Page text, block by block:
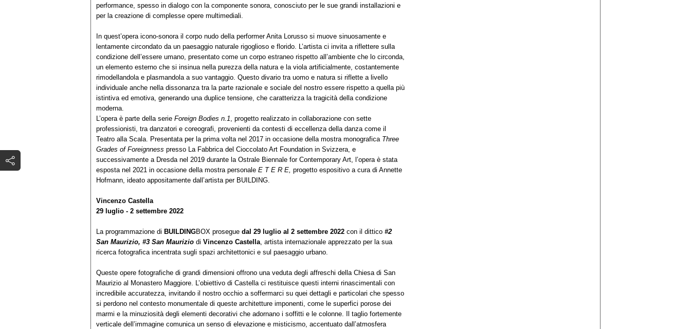
performance, spesso in dialogo con la componente sonora, conosciuto per le sue grandi installazioni e
per la creazione di complesse opere multimediali.
In quest’opera icono-sonora il corpo nudo della performer Anita Lorusso si muove sinuosamente e
lentamente circondato da un paesaggio naturale rigoglioso e florido. L’artista ci invita a riflettere sulla
condizione dell’essere umano, presentato come un corpo estraneo rispetto all’ambiente che lo circonda,
un elemento esterno che si insinua nella purezza della natura e la viola artificialmente, costantemente
rimodellandola e plasmandola a suo vantaggio. Questo divario tra uomo e natura si riflette a livello
individuale anche nella dissonanza tra la parte razionale e sociale del nostro essere rispetto a quella più
istintiva ed emotiva, generando una duplice tensione, che caratterizza la tragicità della condizione
moderna.
L’opera è parte della serie Foreign Bodies n.1, progetto realizzato in collaborazione con sette
professionisti, tra danzatori e coreografi, provenienti da contesti di eccellenza della danza come il
Teatro alla Scala. Presentata per la prima volta nel 2017 in occasione della mostra monografica Three
Grades of Foreignness presso La Fabbrica del Cioccolato Art Foundation in Svizzera, e
successivamente a Dresda nel 2019 durante la Ostrale Biennale for Contemporary Art, l’opera è stata
esposta nel 2021 in occasione della mostra personale E T E R E, progetto espositivo a cura di Annette
Hofmann, ideato appositamente dall’artista per BUILDING.
Vincenzo Castella
29 luglio - 2 settembre 2022
La programmazione di BUILDINGBOX prosegue dal 29 luglio al 2 settembre 2022 con il dittico #2
San Maurizio, #3 San Maurizio di Vincenzo Castella, artista internazionale apprezzato per la sua
ricerca fotografica incentrata sugli spazi architettonici e sul paesaggio urbano.
Queste opere fotografiche di grandi dimensioni offrono una veduta degli affreschi della Chiesa di San
Maurizio al Monastero Maggiore. L’obiettivo di Castella ci restituisce questi interni rinascimentali con
incredibile accuratezza, invitando il nostro occhio a soffermarci su quei dettagli e particolari che spesso
si perdono nel contesto monumentale di queste architetture imponenti, come le superfici porose dei
marmi e la minuziosità degli elementi decorativi che adornano i soffitti e le colonne. Il taglio fortemente
verticale dell’immagine comunica un senso di elevazione e misticismo, accentuato dall’atmosfera